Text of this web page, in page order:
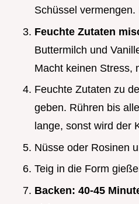
Schüssel
Feuchte Zutaten
Buttermilch und
Macht keinen Stress,
Feuchte Zutaten zu
geben. Rühren bis
lange, sonst wird der
Nüsse oder Rosinen
Teig in die Form
Backen: 40-45